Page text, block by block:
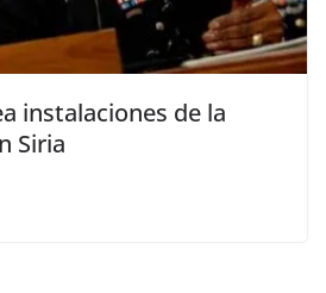
instalaciones de la
Siria